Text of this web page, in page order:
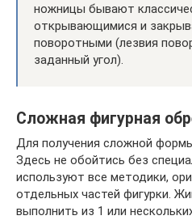
ножницы бывают
открывающимися и
поворотными (лезвия
заданный угол).
Сложная фигурная
Для получения сложной
Здесь не обойтись без
используют все методики,
отдельных частей фигурки.
выполнить из 1 или